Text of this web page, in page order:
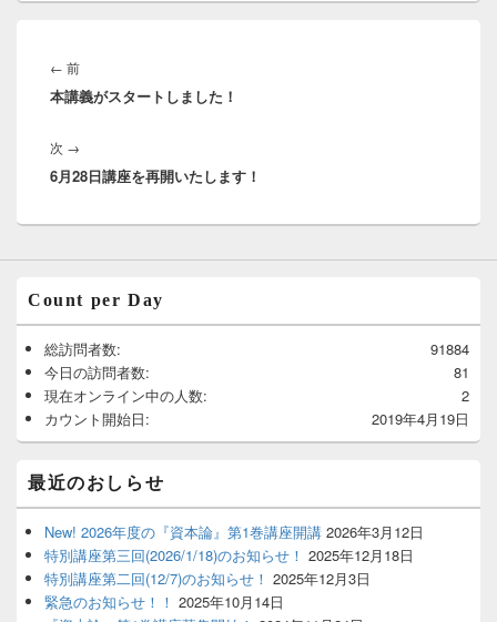
稿
ナ
ゲ
シ
← 前前
の
本講義がスタートしました！
次 →
の
稿:
6月28日講座を再開いたします！
Count per Day
91884
総訪問者数:
81
今日の訪問者数:
2
現在オンライン中の人数:
2019年4月19日
カウント開始日:
最近のおしらせ
New! 2026年度の『資本論』第1巻講座開講 2026年3月12日
特別講座第三回(2026/1/18)のお知らせ！ 2025年12月18日
特別講座第二回(12/7)のお知らせ！ 2025年12月3日
緊急のお知らせ！！ 2025年10月14日